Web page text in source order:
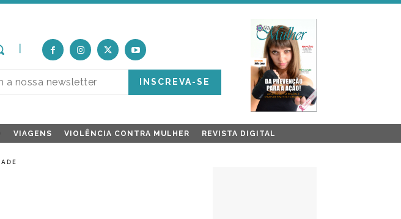
INSCREVA-SE
VIAGENS VIOLÊNCIA CONTRA MULHER REVISTA DIGITAL